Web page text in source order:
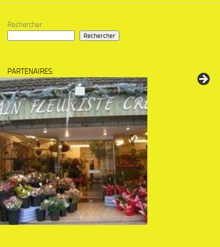
Rechercher
Rechercher
PARTENAIRES: